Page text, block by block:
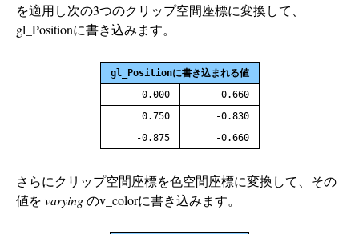
を適用し次の3つのクリップ空間座標に変換して、
gl_Positionに書き込みます。
gl_Positionに書き込まれる値
0.000
0.660
0.750
-0.830
-0.875
-0.660
さらにクリップ空間座標を色空間座標に変換して、その
値を varyingのv_colorに書き込みます。